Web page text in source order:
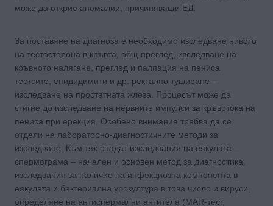
може да открие аномалии, причиняващи ЕД.
За поставяне на диагноза е необходимо изследване нивото
на тестостерона в кръвта, общ преглед, изследване на
кръвното налягане, преглед и палпация на пениса
тестсите, епидидимити и др. ректално туширане –
изследване на простатната жлеза. Процесът може да
стигне до изследване на нервните импулси за кръвотока на
пениса при ерекция. Особено внимание трябва да се
отдели на лабораторно-диагностичните методи за
изследване. Към тях спадат изследвания на еякулата –
спермограма – начален и основен метод за диагностика,
изследвания за наличие на инфекциозна компонента в
еякулата и бактериална урокултура в това число и вируси,
определяне на антиспермални антитела (MAR-тест,